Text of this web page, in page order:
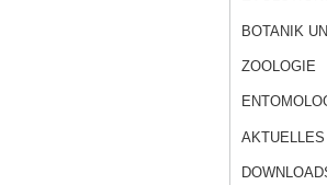
BOTANIK
ZOOLOGIE
AKTUELLES